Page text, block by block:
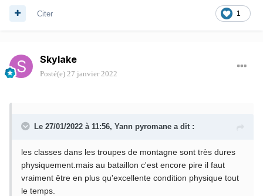
1
Citer
Skylake
Posté(e) 27 janvier 2022
Le 27/01/2022 à 11:56, Yann pyromane a dit :
les classes dans les troupes de montagne sont très dures
physiquement.mais au bataillon c'est encore pire il faut
vraiment être en plus qu'excellente condition physique tout
le temps.